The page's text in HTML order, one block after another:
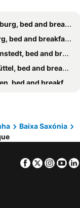
bed and breakfasts
bed and breakfasts
bed and breakfasts
bed and breakfasts
bed and breakfasts
bed and breakfasts
Baixa Saxónia
Facebook
Twitter